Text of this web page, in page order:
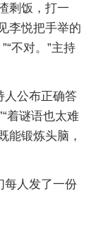
剩饭，打一
李悦把手举的
不对。”主持
人公布正确答
着谜语也太难
能锻炼头脑，
每人发了一份